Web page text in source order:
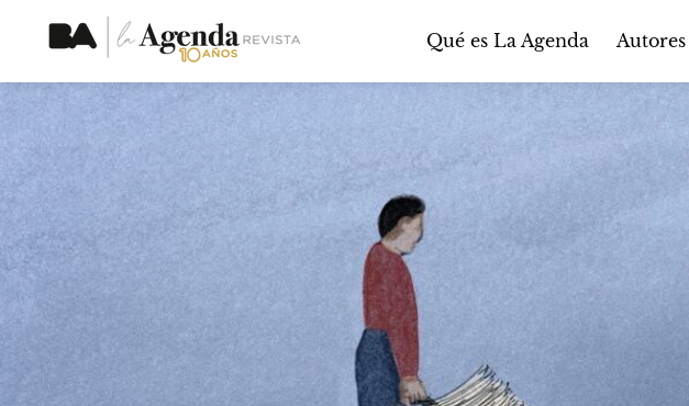
Qué es La Agenda Autores